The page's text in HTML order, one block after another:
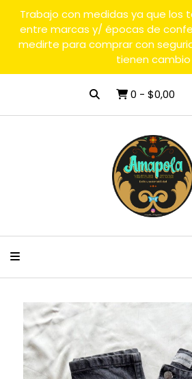
Trabajo con medidas ya que los
entre marcas y/ épocas de
medirte para comprar con
tienen cambio
0 - $0,00